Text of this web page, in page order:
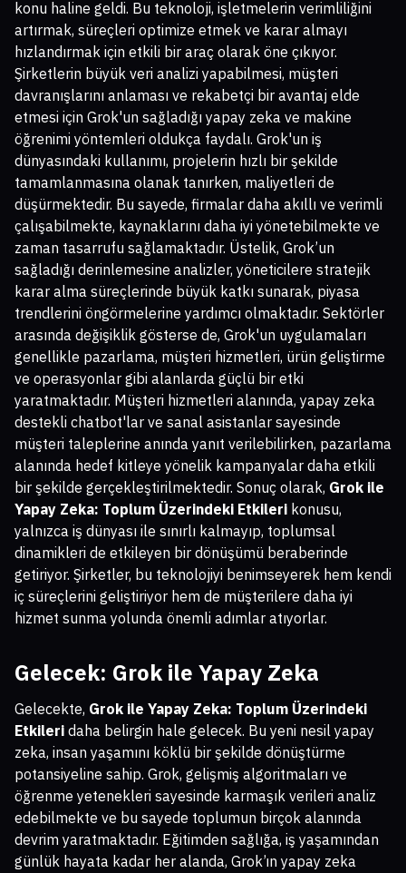
konu haline geldi. Bu teknoloji, işletmelerin verimliliğini
artırmak, süreçleri optimize etmek ve karar almayı
hızlandırmak için etkili bir araç olarak öne çıkıyor.
Şirketlerin büyük veri analizi yapabilmesi, müşteri
davranışlarını anlaması ve rekabetçi bir avantaj elde
etmesi için Grok'un sağladığı yapay zeka ve makine
öğrenimi yöntemleri oldukça faydalı. Grok'un iş
dünyasındaki kullanımı, projelerin hızlı bir şekilde
tamamlanmasına olanak tanırken, maliyetleri de
düşürmektedir. Bu sayede, firmalar daha akıllı ve verimli
çalışabilmekte, kaynaklarını daha iyi yönetebilmekte ve
zaman tasarrufu sağlamaktadır. Üstelik, Grok’un
sağladığı derinlemesine analizler, yöneticilere stratejik
karar alma süreçlerinde büyük katkı sunarak, piyasa
trendlerini öngörmelerine yardımcı olmaktadır. Sektörler
arasında değişiklik gösterse de, Grok'un uygulamaları
genellikle pazarlama, müşteri hizmetleri, ürün geliştirme
ve operasyonlar gibi alanlarda güçlü bir etki
yaratmaktadır. Müşteri hizmetleri alanında, yapay zeka
destekli chatbot'lar ve sanal asistanlar sayesinde
müşteri taleplerine anında yanıt verilebilirken, pazarlama
alanında hedef kitleye yönelik kampanyalar daha etkili
bir şekilde gerçekleştirilmektedir. Sonuç olarak, Grok ile
Yapay Zeka: Toplum Üzerindeki Etkileri konusu,
yalnızca iş dünyası ile sınırlı kalmayıp, toplumsal
dinamikleri de etkileyen bir dönüşümü beraberinde
getiriyor. Şirketler, bu teknolojiyi benimseyerek hem kendi
iç süreçlerini geliştiriyor hem de müşterilere daha iyi
hizmet sunma yolunda önemli adımlar atıyorlar.
Gelecek: Grok ile Yapay Zeka
Gelecekte, Grok ile Yapay Zeka: Toplum Üzerindeki
Etkileri daha belirgin hale gelecek. Bu yeni nesil yapay
zeka, insan yaşamını köklü bir şekilde dönüştürme
potansiyeline sahip. Grok, gelişmiş algoritmaları ve
öğrenme yetenekleri sayesinde karmaşık verileri analiz
edebilmekte ve bu sayede toplumun birçok alanında
devrim yaratmaktadır. Eğitimden sağlığa, iş yaşamından
günlük hayata kadar her alanda, Grok’ın yapay zeka